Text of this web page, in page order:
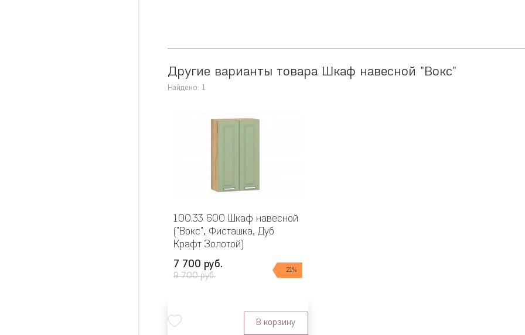
Другие варианты товара Шкаф навесной "Вокс"
Найдено: 1
100.33 600 Шкаф навесной
("Вокс", Фисташка, Дуб
Крафт Золотой)
7 700 руб.
9 700 руб.
21%
В корзину